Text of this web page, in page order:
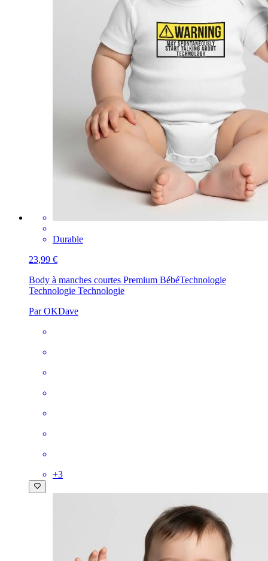
Durable
23,99 €
Body à manches courtes Premium BébéTechnologie
Technologie Technologie
Par OKDave
+3